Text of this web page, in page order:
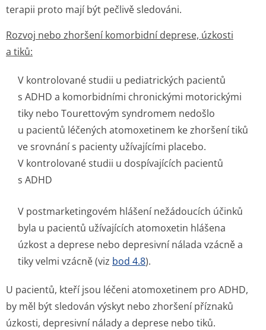
terapii proto mají být pečlivě sledováni.
Rozvoj nebo zhoršení komorbidní deprese, úzkosti
a tiků:
V kontrolované studii u pediatrických pacientů
s ADHD a komorbidními chronickými motorickými
tiky nebo Tourettovým syndromem nedošlo
u pacientů léčených atomoxetinem ke zhoršení tiků
ve srovnání s pacienty užívajícími placebo.
V kontrolované studii u dospívajících pacientů
s ADHD
V postmarketingovém hlášení nežádoucích účinků
byla u pacientů užívajících atomoxetin hlášena
úzkost a deprese nebo depresivní nálada vzácně a
tiky velmi vzácně (viz bod 4.8).
U pacientů, kteří jsou léčeni atomoxetinem pro ADHD,
by měl být sledován výskyt nebo zhoršení příznaků
úzkosti, depresivní nálady a deprese nebo tiků.